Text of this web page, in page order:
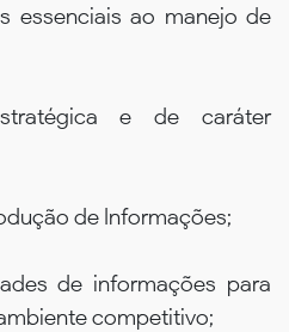
essenciais ao manejo de
e de caráter
de Informações;
de informações para
competitivo;